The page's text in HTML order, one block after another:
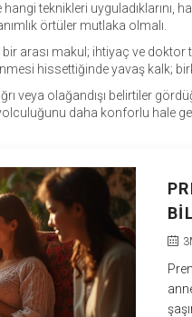
teknikleri uyguladıklarını,
örtüler mutlaka olmalı.
bir arası makul; ihtiyaç ve
hissettiğinde yavaş kalk;
veya olağandışı belirtiler
daha konforlu hale
3